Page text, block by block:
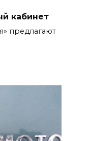
кабинет
предлагают